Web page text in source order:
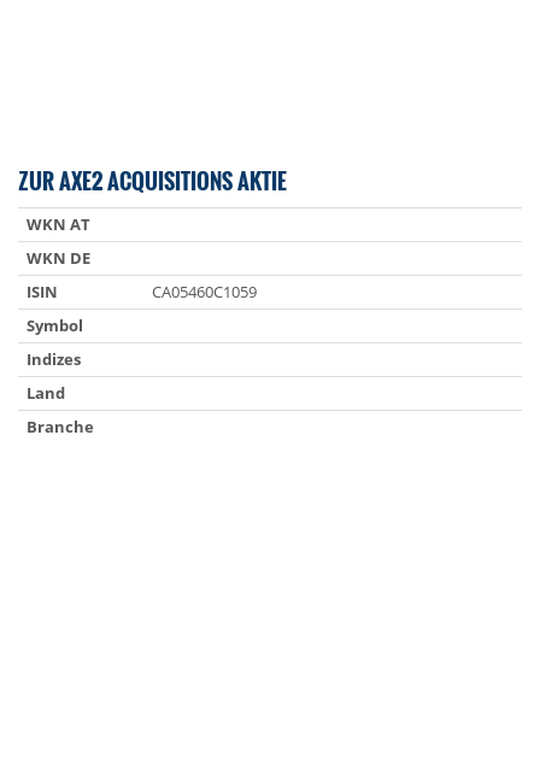
ZUR AXE2 ACQUISITIONS AKTIE
WKN AT
WKN DE
ISIN
CA05460C1059
Symbol
Indizes
Land
Branche